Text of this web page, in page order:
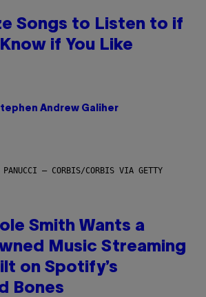
Songs to Listen to if
if You Like
Andrew Galiher
PANUCCI – CORBIS/CORBIS VIA GETTY
Smith Wants a
Music Streaming
on Spotify’s
Bones